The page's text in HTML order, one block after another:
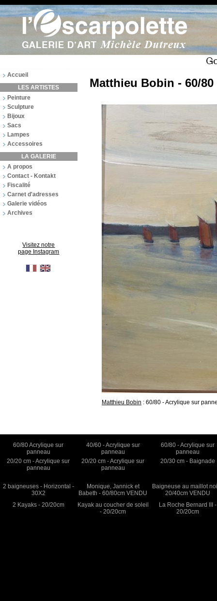
Accueil
LES ARTISTES
Peinture
Sculpture
Bijoux
Sacs
Lampes
Accessoires
LA GALERIE
A propos
Contact - Kontakt
Fiscalité
Carnet d'adresses
Galerie vidéos
Archives
Visitez notre
page Instagram
Matthieu Bobin - 60/
Matthieu Bobin : 60/80 - Acrylique sur
60/80 Acrylique sur
panneau
40/60 - Acrylique sur
panneau
60/80 - Acrylique sur
panneau
20/20 cm - Acrylique sur
panneau
20/20 cm - Acrylique sur
panneau
20/30 cm - Baignade
2 baigneuses - Horizontal -
30X2
Monique, Jannick et
Babeth - 60/80cm VENDU
Baigneuse au maillot
20/40cm VENDU
2 Kayaks - 20/20cm
Kayak au coucher de soleil
- 20/20cm
La Roche Bernard III -
20/20cm